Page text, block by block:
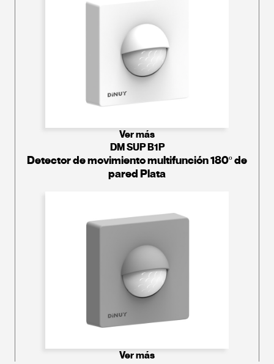
Ver más
DM SUP B1P
Detector de movimiento multifunción 180º de
pared Plata
Ver más